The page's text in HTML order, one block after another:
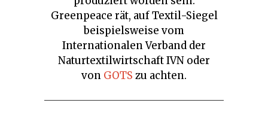
Greenpeace rät, auf Textil-Siegel
beispielsweise vom
Internationalen Verband der
Naturtextilwirtschaft IVN oder
von GOTS zu achten.